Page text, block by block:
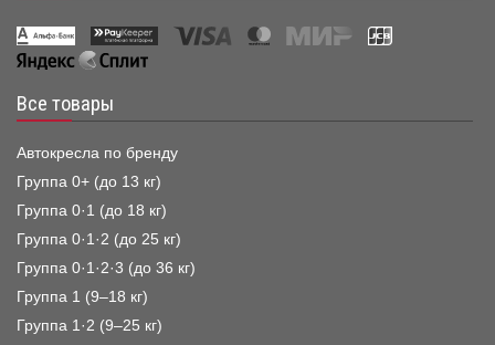
Все товары
Автокресла по бренду
Группа 0+ (до 13 кг)
Группа 0·1 (до 18 кг)
Группа 0·1·2 (до 25 кг)
Группа 0·1·2·3 (до 36 кг)
Группа 1 (9–18 кг)
Группа 1·2 (9–25 кг)